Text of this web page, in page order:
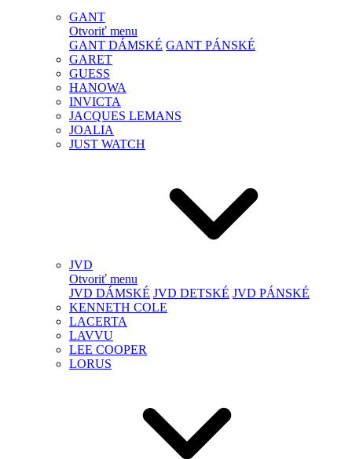
GANT
Otvoriť menu
GANT DÁMSKÉ GANT PÁNSKÉ
GARET
GUESS
HANOWA
INVICTA
JACQUES LEMANS
JOALIA
JUST WATCH
JVD
Otvoriť menu
JVD DÁMSKÉ JVD DETSKÉ JVD PÁNSKÉ
KENNETH COLE
LACERTA
LAVVU
LEE COOPER
LORUS